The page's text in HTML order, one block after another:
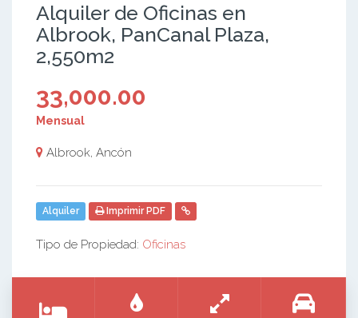
Alquiler de Oficinas en
Albrook, PanCanal Plaza,
2,550m2
33,000.00
Mensual
Albrook, Ancón
Alquiler Imprimir PDF
Tipo de Propiedad: Oficinas